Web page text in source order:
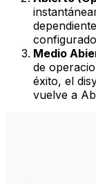
Medio
de
éxito, el
vuelve a